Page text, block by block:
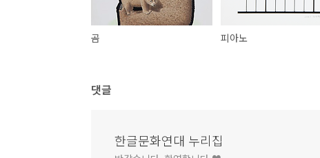
곰 피아노
댓글
한글문화연대 누리집